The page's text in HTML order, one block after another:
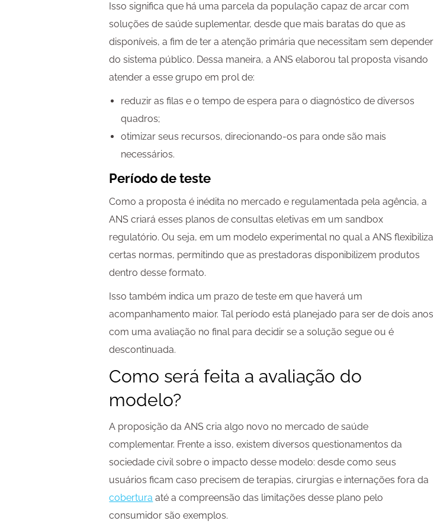
Isso significa que há uma parcela da população capaz de arcar com
soluções de saúde suplementar, desde que mais baratas do que as
disponíveis, a fim de ter a atenção primária que necessitam sem depender
do sistema público. Dessa maneira, a ANS elaborou tal proposta visando
atender a esse grupo em prol de:
reduzir as filas e o tempo de espera para o diagnóstico de diversos
quadros;
otimizar seus recursos, direcionando-os para onde são mais
necessários.
Período de teste
Como a proposta é inédita no mercado e regulamentada pela agência, a
ANS criará esses planos de consultas eletivas em um sandbox
regulatório. Ou seja, em um modelo experimental no qual a ANS flexibiliza
certas normas, permitindo que as prestadoras disponibilizem produtos
dentro desse formato.
Isso também indica um prazo de teste em que haverá um
acompanhamento maior. Tal período está planejado para ser de dois anos
com uma avaliação no final para decidir se a solução segue ou é
descontinuada.
Como será feita a avaliação do
modelo?
A proposição da ANS cria algo novo no mercado de saúde
complementar. Frente a isso, existem diversos questionamentos da
sociedade civil sobre o impacto desse modelo: desde como seus
usuários ficam caso precisem de terapias, cirurgias e internações fora da
cobertura até a compreensão das limitações desse plano pelo
consumidor são exemplos.